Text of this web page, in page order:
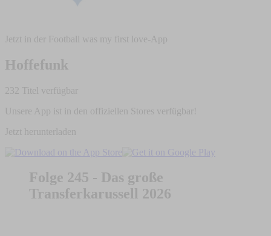
Jetzt in der Football was my first love-App
Hoffefunk
232 Titel verfügbar
Unsere App ist in den offiziellen Stores verfügbar!
Jetzt herunterladen
Folge 245 - Das große
Transferkarussell 2026